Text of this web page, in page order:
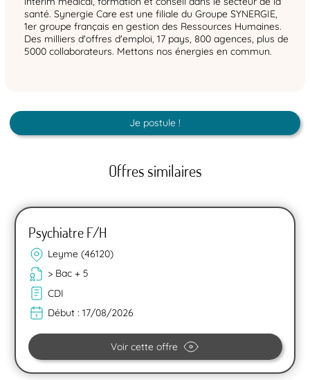
santé. Synergie Care est une filiale du Groupe SYNERGIE,
1er groupe français en gestion des Ressources Humaines.
Des milliers d'offres d'emploi, 17 pays, 800 agences, plus de
5000 collaborateurs. Mettons nos énergies en commun.
Je postule !
Offres similaires
Psychiatre F/H
Leyme (46120)
> Bac + 5
CDI
Début : 17/08/2026
Voir cette offre